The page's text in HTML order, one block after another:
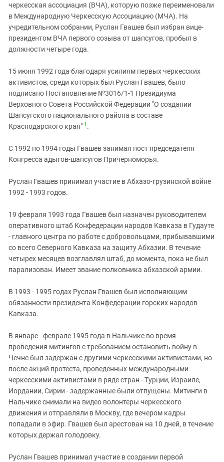
черкесская ассоциация (ВЧА), которую позже переименовали
в Международную Черкесскую Ассоциацию (МЧА). На
учредительном собрании, Руслан Гвашев был избран вице-
президентом ВЧА первого созыва от шапсугов, пробыл в
должности четыре года.
15 июня 1992 года благодаря усилиям первых черкесских
активистов, среди которых был Руслан Гвашев, было
подписано Постановление №3016/1-1 Президиума
Верховного Совета Российской Федерации "О создании
Шапсугского национального района в составе
Краснодарского края" 1 .
С 1992 по 1994 годы Гвашев занимал пост председателя
Конгресса адыгов-шапсугов Причерноморья.
Руслан Гвашев принимал участие в Абхазо-грузинской войне
1992 - 1993 годов.
19 февраля 1993 года Гвашев был назначен руководителем
оперативного штаб Конфедерации народов Кавказа в Гудауте
- главного центра по работе с добровольцами, прибывавшими
со всего Северного Кавказа на защиту Абхазии. В течение
четырех месяцев возглавлял штаб, до момента, пока не был
парализован. Имеет звание полковника абхазской армии.
В 1993 - 1995 годах Руслан Гвашев был исполняющим
обязанности президента Конфедерации горских народов
Кавказа.
В январе - феврале 1995 года в Нальчике во время
проведения митингов с требованием остановить войну в
Чечне был задержан с другими черкесскими активистами, но
после акций протеста, проведенных международными
черкесскими активистами в ряде стран - Турции, Израиле,
Иордании, Сирии - задержанные были отпущены. Митинги в
Нальчике снимали на видео волонтеры черкесского
движения и отправляли в Москву, где вечером кадры
попадали в эфир. Гвашев был арестован на 10 дней, в течение
которых держал голодовку.
Руслан Гвашев принимал участие в создании первой